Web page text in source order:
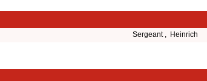
Sergeant , Heinrich